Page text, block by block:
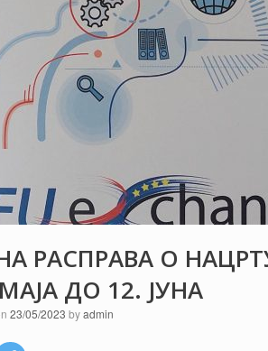
РАСПРАВА О
ДО 12. ЈУНА
23/05/2023 byadmin